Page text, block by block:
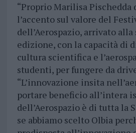
“Proprio Marilisa Pischedda
l’accento sul valore del
dell’Aerospazio, arrivato alla
edizione, con la capacità di
cultura scientifica e
studenti, per fungere da
“L’innovazione insita
portare beneficio all’intera
dell’Aerospazio è di tutta la
se abbiamo scelto Olbia